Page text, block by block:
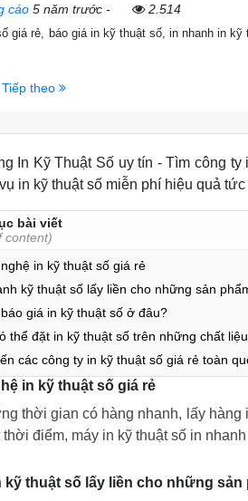
cáo 5 năm trước - 2.514
giá rẻ, báo giá in kỹ thuật số, in nhanh in
Tiếp theo
In Kỹ Thuật Số uy tín - Tìm công
in kỹ thuật số miễn phí hiệu quả
bài viết
content)
in kỹ thuật số giá rẻ
kỹ thuật số lấy liền cho những sản
giá in kỹ thuật số ở đâu?
thể đặt in kỹ thuật số trên những chất
các công ty in kỹ thuật số giá rẻ toàn
in kỹ thuật số giá rẻ
thời gian có hàng nhanh, lấy hàng
thời điểm, máy in kỹ thuật số in
kỹ thuật số lấy liền cho những sản